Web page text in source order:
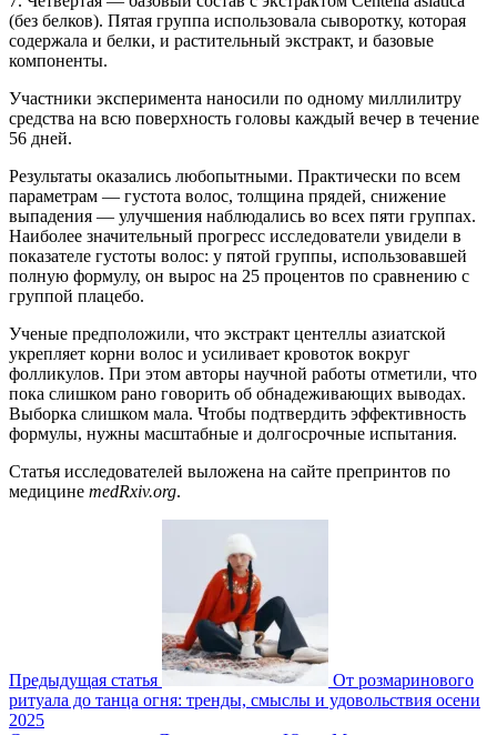
(без белков). Пятая группа использовала сыворотку, которая
содержала и белки, и растительный экстракт, и базовые
компоненты.
Участники эксперимента наносили по одному миллилитру
средства на всю поверхность головы каждый вечер в течение
56 дней.
Результаты оказались любопытными. Практически по всем
параметрам — густота волос, толщина прядей, снижение
выпадения — улучшения наблюдались во всех пяти группах.
Наиболее значительный прогресс исследователи увидели в
показателе густоты волос: у пятой группы, использовавшей
полную формулу, он вырос на 25 процентов по сравнению с
группой плацебо.
Ученые предположили, что экстракт центеллы азиатской
укрепляет корни волос и усиливает кровоток вокруг
фолликулов. При этом авторы научной работы отметили, что
пока слишком рано говорить об обнадеживающих выводах.
Выборка слишком мала. Чтобы подтвердить эффективность
формулы, нужны масштабные и долгосрочные испытания.
Статья исследователей выложена на сайте препринтов по
медицине medRxiv.org.
Предыдущая статья
От розмаринового
ритуала до танца огня: тренды, смыслы и удовольствия осени
2025